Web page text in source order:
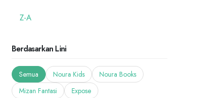
Z-A
Berdasarkan Lini
Semua Noura Kids
Noura Books
Mizan Fantasi
Expose